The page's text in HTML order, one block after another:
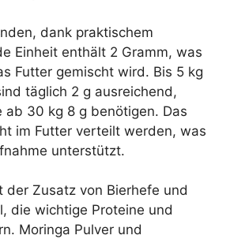
dank praktischem
Einheit enthält 2 Gramm, was
Futter gemischt wird. Bis 5 kg
täglich 2 g ausreichend,
ab 30 kg 8 g benötigen. Das
im Futter verteilt werden, was
unterstützt.
der Zusatz von Bierhefe und
die wichtige Proteine und
Moringa Pulver und